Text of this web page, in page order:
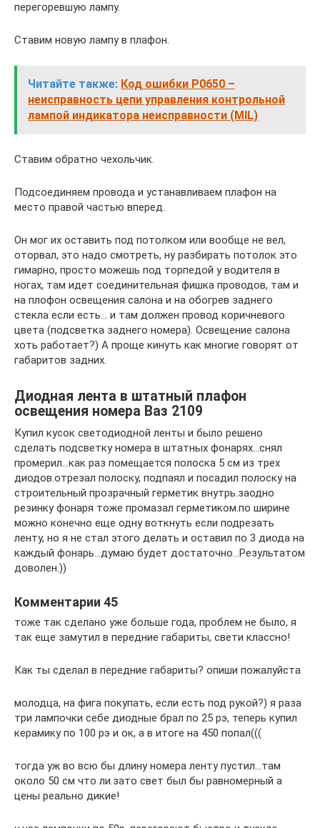
перегоревшую лампу.
Ставим новую лампу в плафон.
Читайте также: Код ошибки P0650 –
неисправность цепи управления контрольной
лампой индикатора неисправности (MIL)
Ставим обратно чехольчик.
Подсоединяем провода и устанавливаем плафон на
место правой частью вперед.
Он мог их оставить под потолком или вообще не вел,
оторвал, это надо смотреть, ну разбирать потолок это
гимарно, просто можешь под торпедой у водителя в
ногах, там идет соединительная фишка проводов, там и
на плофон освещения салона и на обогрев заднего
стекла если есть… и там должен провод коричневого
цвета (подсветка заднего номера). Освещение салона
хоть работает?) А проще кинуть как многие говорят от
габаритов задних.
Диодная лента в штатный плафон
освещения номера Ваз 2109
Купил кусок светодиодной ленты и было решено
сделать подсветку номера в штатных фонарях…снял
промерил…как раз помещается полоска 5 см из трех
диодов.отрезал полоску, подпаял и посадил полоску на
строительный прозрачный герметик внутрь.заодно
резинку фонаря тоже промазал герметиком.по ширине
можно конечно еще одну воткнуть если подрезать
ленту, но я не стал этого делать и оставил по 3 диода на
каждый фонарь…думаю будет достаточно…Результатом
доволен.))
Комментарии 45
тоже так сделано уже больше года, проблем не было, я
так еще замутил в передние габариты, свети классно!
Как ты сделал в передние габариты? опиши пожалуйста
молодца, на фига покупать, если есть под рукой?) я раза
три лампочки себе диодные брал по 25 рэ, теперь купил
керамику по 100 рэ и ок, а в итоге на 450 попал(((
тогда уж во всю бы длину номера ленту пустил…там
около 50 см что ли.зато свет был бы равномерный а
цены реально дикие!